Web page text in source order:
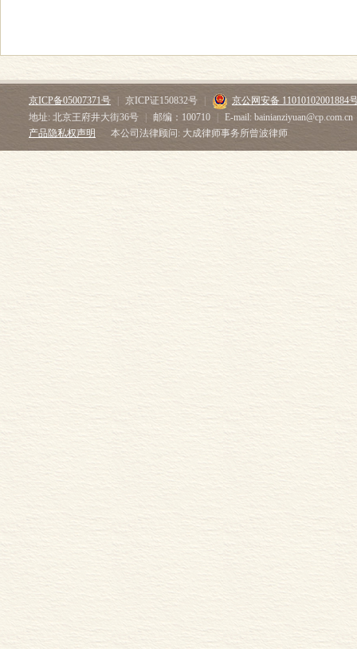
京ICP备05007371号 京ICP证150832号
京公网安备 11010102001884
地址: 北京王府井大街36号
邮编：100710
E-mail: bainianziyuan@cp.com.cn
产品隐私权声明
本公司法律顾问: 大成律师事务所曾波律师